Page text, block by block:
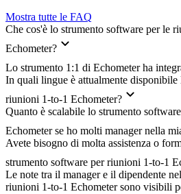
Mostra tutte le FAQ
Che cos'è lo strumento software per le
Echometer?
Lo strumento 1:1 di Echometer ha
In quali lingue è attualmente
riunioni 1-to-1 Echometer?
Quanto è scalabile lo strumento
Echometer se ho molti manager nella
Avete bisogno di molta assistenza o
strumento software per riunioni 1-to-1
Le note tra il manager e il dipendente
riunioni 1-to-1 Echometer sono visibili